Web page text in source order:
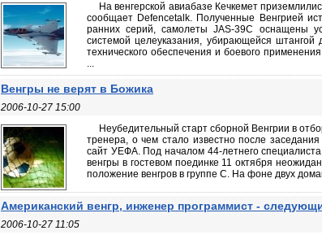
На венгерской авиабазе Кечкемет
сообщает Defencetalk. Полученные Венгрией
ранних серий, самолеты JAS-39C оснащены
системой целеуказания, убирающейся штангой
технического обеспечения и боевого
...
Венгры не верят в Божика
2006-10-27 15:00
Неубедительный старт сборной Венгрии в
тренера, о чем стало известно после
сайт УЕФА. Под началом 44-летнего
венгры в гостевом поединке 11 октября
положение венгров в группе С. На фоне двух
Американский венгр, инженер программист -
2006-10-27 11:05